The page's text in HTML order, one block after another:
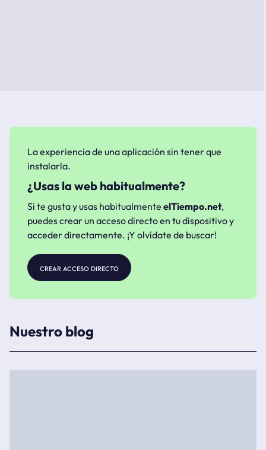
La experiencia de una aplicación sin tener que
instalarla.
¿Usas la web habitualmente?
Si te gusta y usas habitualmente elTiempo.net,
puedes crear un acceso directo en tu dispositivo y
acceder directamente. ¡Y olvídate de buscar!
crear acceso directo
Nuestro blog